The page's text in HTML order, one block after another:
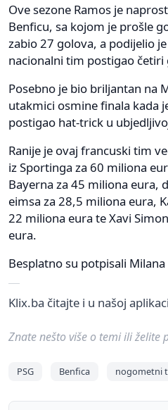
Ove sezone Ramos je
Benficu, sa kojom je prošle
zabio 27 golova, a podijelio
nacionalni tim postigao četiri
Posebno je bio briljantan na
utakmici osmine finala kada
postigao hat-trick u
Ranije je ovaj francuski tim
iz Sportinga za 60 miliona
Bayerna za 45 miliona eura,
eimsa za 28,5 miliona eura,
22 miliona eura te Xavi
eura.
Besplatno su potpisali
Klix.ba čitajte i u našoj
Znate nešto više o temi ili želite
PSG Benfica nogometni